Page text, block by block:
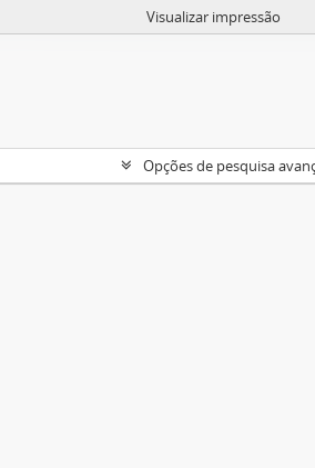
Visualizar impressão
Opções de pesquisa